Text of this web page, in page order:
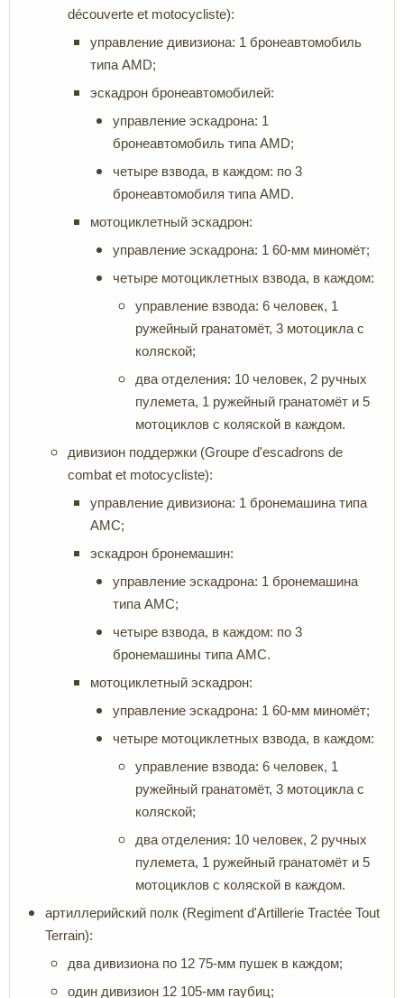
découverte et motocycliste):
управление дивизиона: 1 бронеавтомобиль
типа AMD;
эскадрон бронеавтомобилей:
управление эскадрона: 1
бронеавтомобиль типа AMD;
четыре взвода, в каждом: по 3
бронеавтомобиля типа AMD.
мотоциклетный эскадрон:
управление эскадрона: 1 60-мм миномёт;
четыре мотоциклетных взвода, в каждом:
управление взвода: 6 человек, 1
ружейный гранатомёт, 3 мотоцикла с
коляской;
два отделения: 10 человек, 2 ручных
пулемета, 1 ружейный гранатомёт и 5
мотоциклов с коляской в каждом.
дивизион поддержки (Groupe d'escadrons de
combat et motocycliste):
управление дивизиона: 1 бронемашина типа
AMC;
эскадрон бронемашин:
управление эскадрона: 1 бронемашина
типа AMC;
четыре взвода, в каждом: по 3
бронемашины типа AMC.
мотоциклетный эскадрон:
управление эскадрона: 1 60-мм миномёт;
четыре мотоциклетных взвода, в каждом:
управление взвода: 6 человек, 1
ружейный гранатомёт, 3 мотоцикла с
коляской;
два отделения: 10 человек, 2 ручных
пулемета, 1 ружейный гранатомёт и 5
мотоциклов с коляской в каждом.
артиллерийский полк (Regiment d'Artillerie Tractée Tout
Terrain):
два дивизиона по 12 75-мм пушек в каждом;
один дивизион 12 105-мм гаубиц;